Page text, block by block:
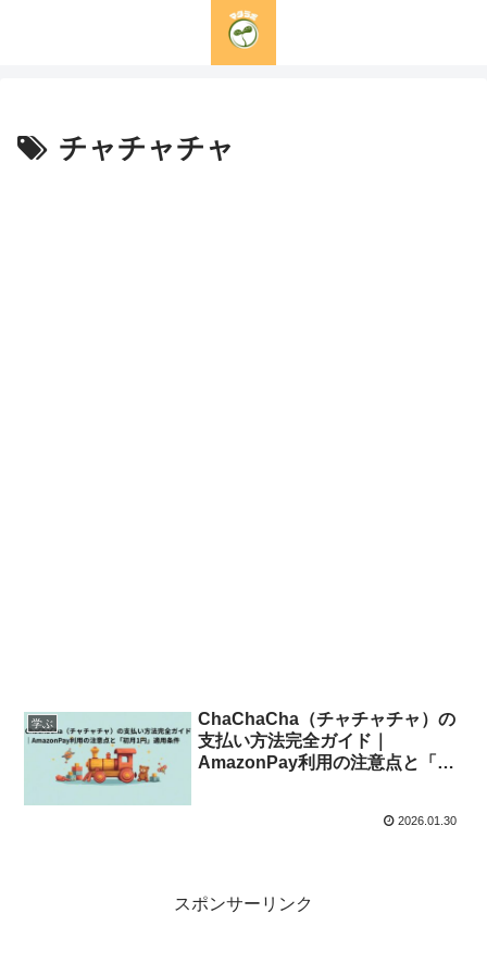
チャチャチャ
学ぶ
ChaChaCha（チャチャチャ）の
支払い方法完全ガイド｜
AmazonPay利用の注意点と「初
2026.01.30
スポンサーリンク